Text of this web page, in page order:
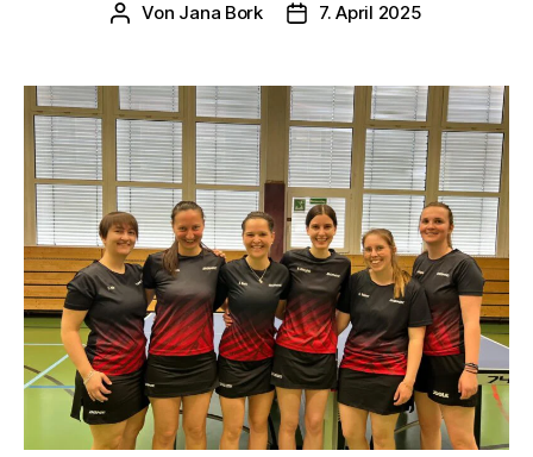
Beitragsautor
Von Jana Bork Veröffentlichungsdatum
7. April 2025